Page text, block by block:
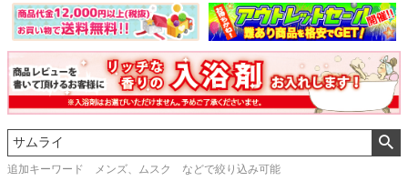
追加キーワード メンズ、ムスク などで絞り込み可能